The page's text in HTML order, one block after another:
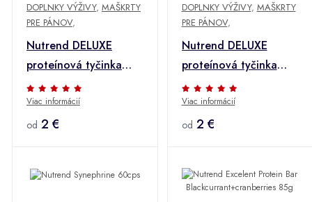
DOPLNKY VÝŽIVY, MAŠKRTY
PRE PÁNOV,
Nutrend DELUXE
proteínová tyčinka
čokoládové brownies
60g
Viac informácií
od 2 €
DOPLNKY VÝŽIVY, MAŠKRTY
PRE PÁNOV,
Nutrend DELUXE
proteínová tyčinka
jahodový cheesecake
60g
Viac informácií
od 2 €